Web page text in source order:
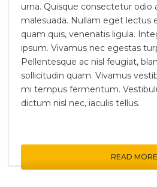
urna. Quisque consectetur
malesuada. Nullam eget lectus
quam quis, venenatis ligula.
ipsum. Vivamus nec egestas
Pellentesque ac nisl feugiat,
sollicitudin quam. Vivamus
mi tempus fermentum.
dictum nisl nec, iaculis tellus.
READ MORE